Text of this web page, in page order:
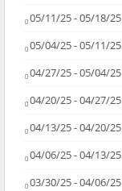
05/11/25 - 05/18/25
05/04/25 - 05/11/25
04/27/25 - 05/04/25
04/20/25 - 04/27/25
04/13/25 - 04/20/25
04/06/25 - 04/13/25
03/30/25 - 04/06/25